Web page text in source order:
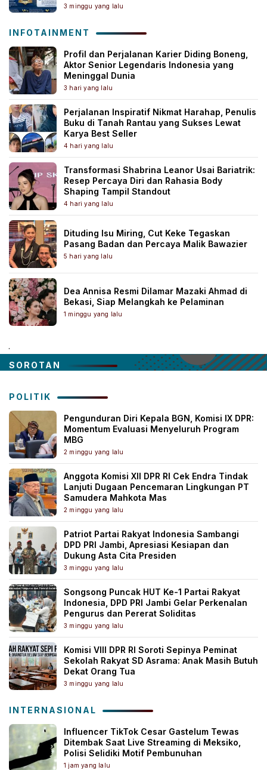
3 minggu yang lalu
INFOTAINMENT
Profil dan Perjalanan Karier Diding Boneng,
Aktor Senior Legendaris Indonesia yang
Meninggal Dunia
3 hari yang lalu
Perjalanan Inspiratif Nikmat Harahap, Penulis
Buku di Tanah Rantau yang Sukses Lewat
Karya Best Seller
4 hari yang lalu
Transformasi Shabrina Leanor Usai Bariatrik:
Resep Percaya Diri dan Rahasia Body
Shaping Tampil Standout
4 hari yang lalu
Dituding Isu Miring, Cut Keke Tegaskan
Pasang Badan dan Percaya Malik Bawazier
5 hari yang lalu
Dea Annisa Resmi Dilamar Mazaki Ahmad di
Bekasi, Siap Melangkah ke Pelaminan
1 minggu yang lalu
.
SOROTAN
POLITIK
Pengunduran Diri Kepala BGN, Komisi IX DPR:
Momentum Evaluasi Menyeluruh Program
MBG
2 minggu yang lalu
Anggota Komisi XII DPR RI Cek Endra Tindak
Lanjuti Dugaan Pencemaran Lingkungan PT
Samudera Mahkota Mas
2 minggu yang lalu
Patriot Partai Rakyat Indonesia Sambangi
DPD PRI Jambi, Apresiasi Kesiapan dan
Dukung Asta Cita Presiden
3 minggu yang lalu
Songsong Puncak HUT Ke-1 Partai Rakyat
Indonesia, DPD PRI Jambi Gelar Perkenalan
Pengurus dan Pererat Soliditas
3 minggu yang lalu
Komisi VIII DPR RI Soroti Sepinya Peminat
Sekolah Rakyat SD Asrama: Anak Masih Butuh
Dekat Orang Tua
3 minggu yang lalu
INTERNASIONAL
Influencer TikTok Cesar Gastelum Tewas
Ditembak Saat Live Streaming di Meksiko,
Polisi Selidiki Motif Pembunuhan
1 jam yang lalu